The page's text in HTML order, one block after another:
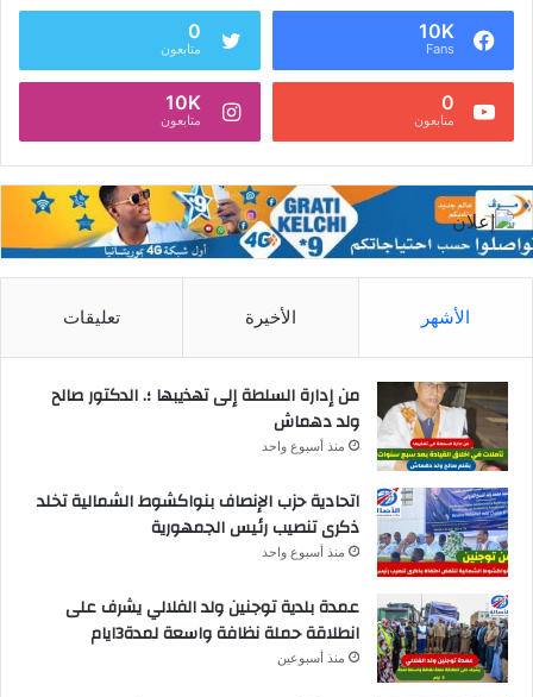
10K
Fans
0
متابعون
0
متابعون
10K
متابعون
الأشهر الأخيرة تعليقات
من إدارة السلطة إلى تهذيبها ؛. الدكتور صالح
ولد دهماش
منذ أسبوع واحد
اتحادية حزب الإنصاف بنواكشوط الشمالية تخلد
ذكرى تنصيب رئيس الجمهورية
منذ أسبوع واحد
عمدة بلدية توجنين ولد الفلالي يشرف على
انطلاقة حملة نظافة واسعة لمدة3ايام
منذ أسبوعين